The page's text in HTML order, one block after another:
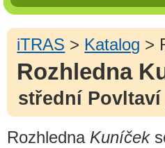
iTRAS > Katalog >
Rozhledna
střední
Rozhledna Kuníček